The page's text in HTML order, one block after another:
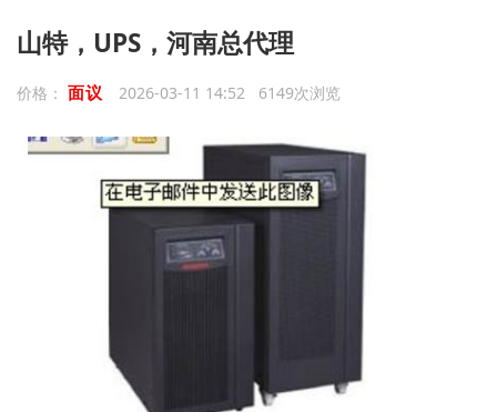
山特，UPS，河南总代理
价格： 面议 2026-03-11 14:52 6149次浏览